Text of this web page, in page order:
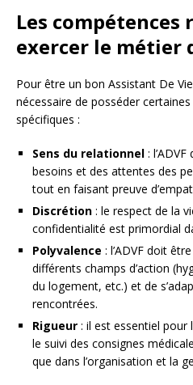
Les compétences
exercer le métier
Pour être un bon Assistant De
nécessaire de posséder
spécifiques :
Sens du relationnel :
besoins et des attentes des
tout en faisant preuve
Discrétion : le respect de la
confidentialité est primordial
Polyvalence : l’ADVF doit
différents champs d’action
du logement, etc.) et de
rencontrées.
Rigueur : il est essentiel pour
le suivi des consignes
que dans l’organisation et la